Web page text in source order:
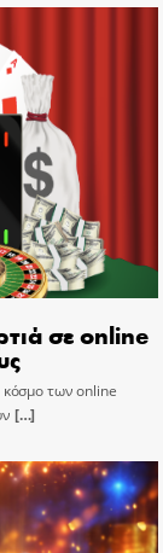
σε online
κόσμο των online
[…]